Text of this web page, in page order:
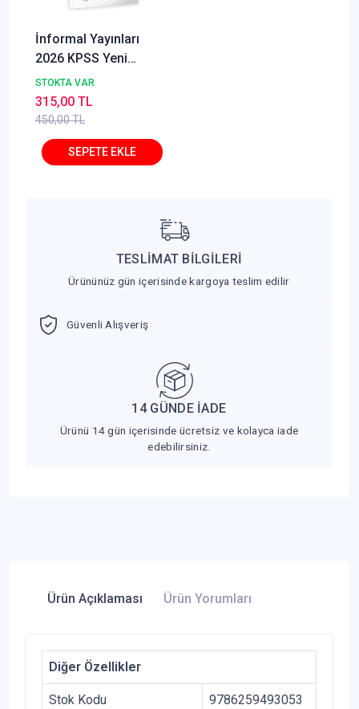
İnformal Yayınları
2026 KPSS Yeni
Sistem Anamorfik
Matematik Özgün
Soru Bankası Konu
Konu Dijital Çözümlü
STOKTA VAR
450,00 TL
315,00 TL
TESLİMAT BİLGİLERİ
Ürününüz gün içerisinde kargoya teslim edilir
Güvenli Alışveriş
14 GÜNDE İADE
Ürünü 14 gün içerisinde ücretsiz ve kolayca iade
edebilirsiniz.
Ürün Açıklaması Ürün Yorumları
Diğer Özellikler
Stok Kodu 9786259493053